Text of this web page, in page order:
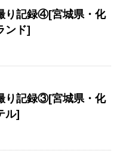
り記録④[宮城県・化
ンド]
り記録③[宮城県・化
ル]